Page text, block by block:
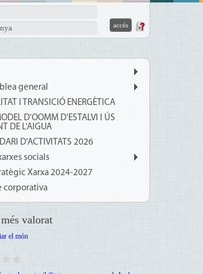
general
I TRANSICIÓ ENERGÈTICA
D'OOMM D'ESTALVI I ÚS
DE L'AIGUA
D'ACTIVITATS 2026
socials
Xarxa 2024-2027
corporativa
valorat
el món